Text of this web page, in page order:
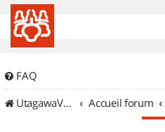
FAQ
UtagawaVTT (Randos VTT et VTTAE avec traces GPS)
Accueil forum